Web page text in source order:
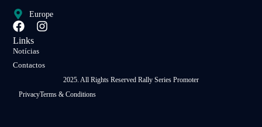
Europe
Links
Notícias
Contactos
2025. All Rights Reserved Rally Series Promoter
PrivacyTerms & Conditions